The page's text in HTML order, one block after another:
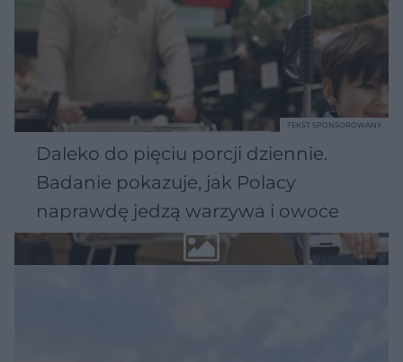
Daleko do pięciu porcji dziennie.
Badanie pokazuje, jak Polacy
naprawdę jedzą warzywa i owoce
TEKST SPONSOROWANY